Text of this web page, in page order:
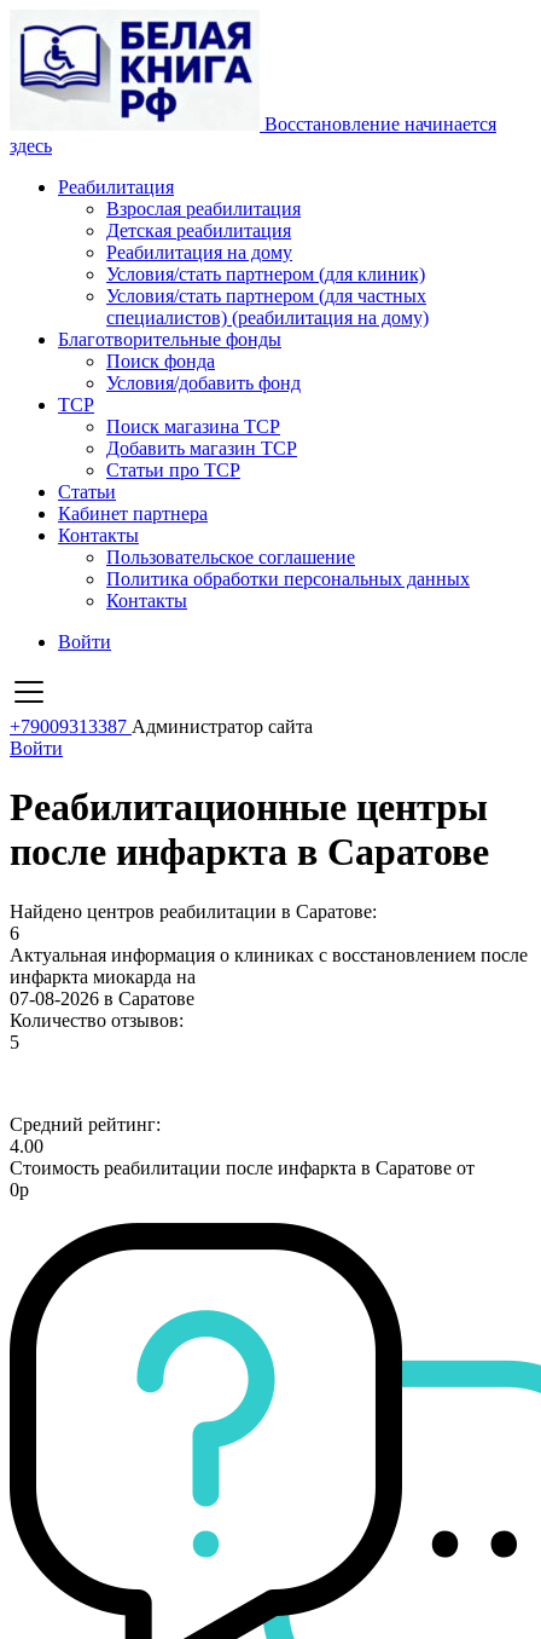
Восстановление начинается
здесь
Реабилитация
Взрослая реабилитация
Детская реабилитация
Реабилитация на дому
Условия/стать партнером (для клиник)
Условия/стать партнером (для частных
специалистов) (реабилитация на дому)
Благотворительные фонды
Поиск фонда
Условия/добавить фонд
ТСР
Поиск магазина ТСР
Добавить магазин ТСР
Статьи про ТСР
Статьи
Кабинет партнера
Контакты
Пользовательское соглашение
Политика обработки персональных данных
Контакты
Войти
+79009313387 Администратор сайта
Войти
Реабилитационные центры
после инфаркта в Саратове
Найдено центров реабилитации в Саратове:
6
Актуальная информация о клиниках с восстановлением после
инфаркта миокарда на
07-08-2026 в Саратове
Количество отзывов:
5
Средний рейтинг:
4.00
Стоимость реабилитации после инфаркта в Саратове от
0р